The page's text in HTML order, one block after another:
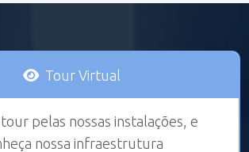
Tour Virtual
pelas nossas instalações, e
nossa infraestrutura